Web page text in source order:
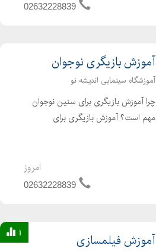
02632228839
آموزش بازیگری نوجوان
آموزشگاه سینمایی اندیشه نو
چرا آموزش بازیگری برای سنین نوجوان
مهم است؟ آموزش بازیگری برای
بر رشد فردی واجتماعی آنها بگذارد، این
آموزشها علاوه بر یادگیری م...
امروز
02632228839
1 آموزش فیلمسازی